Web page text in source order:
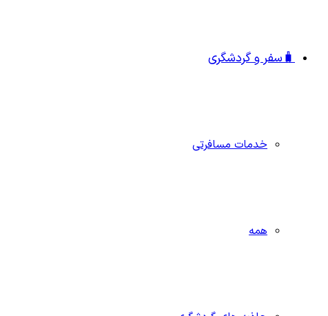
🧳سفر و گردشگری
خدمات مسافرتی
همه